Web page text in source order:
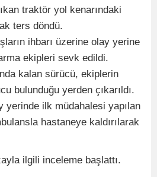
traktör yol kenarındaki
ters döndü.
ihbarı üzerine olay yerine
ekipleri sevk edildi.
kalan sürücü, ekiplerin
bulunduğu yerden çıkarıldı.
yerinde ilk müdahalesi yapılan
hastaneye kaldırılarak
ilgili inceleme başlattı.